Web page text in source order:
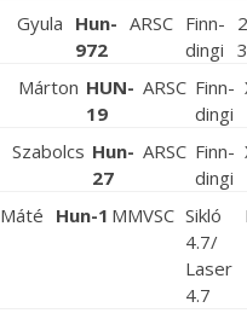
Gyula Hun-
972
ARSC Finn-
dingi
Márton HUN-
19
ARSC Finn-
dingi
Szabolcs Hun-
27
ARSC Finn-
dingi
Máté Hun-1 MMVSC Sikló
4.7/
Laser
4.7